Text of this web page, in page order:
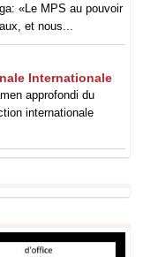
«Le MPS au pouvoir
et nous...
Internationale
approfondi du
internationale